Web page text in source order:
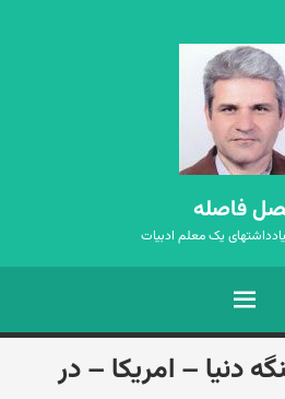
فاصله
یک معلم ادبیات
فهرست
دنیا – امریکا – در